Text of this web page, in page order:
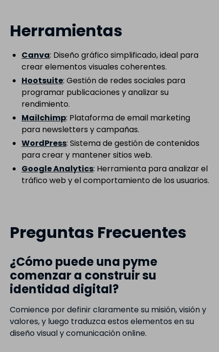
Herramientas
Canva: Diseño gráfico simplificado, ideal para
crear elementos visuales coherentes.
Hootsuite: Gestión de redes sociales para
programar publicaciones y analizar su
rendimiento.
Mailchimp: Plataforma de email marketing
para newsletters y campañas.
WordPress: Sistema de gestión de contenidos
para crear y mantener sitios web.
Google Analytics: Herramienta para analizar el
tráfico web y el comportamiento de los usuarios.
Preguntas Frecuentes
¿Cómo puede una pyme
comenzar a construir su
identidad digital?
Comience por definir claramente su misión, visión y
valores, y luego traduzca estos elementos en su
diseño visual y comunicación online.